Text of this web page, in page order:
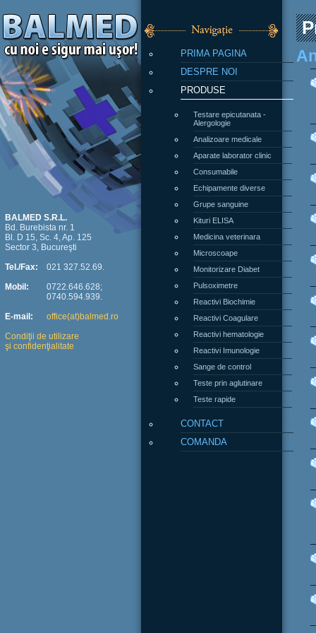
PRIMA PAGINA
DESPRE NOI
PRODUSE
Testare epicutanata -
Alergologie
Analizoare medicale
Aparate laborator clinic
Consumabile
Echipamente diverse
Grupe sanguine
Kituri ELISA
Medicina veterinara
Microscoape
Monitorizare Diabet
Pulsoximetre
Reactivi Biochimie
Reactivi Coagulare
Reactivi hematologie
Reactivi Imunologie
Sange de control
Teste prin aglutinare
Teste rapide
CONTACT
COMANDA
BALMED S.R.L.
Bd. Burebista nr. 1
Bl. D 15, Sc. 4, Ap. 125
Sector 3, Bucureşti
Tel./Fax:
Mobil:
E-mail:
021 327.52.69.
0722.646.628;
0740.594.939.
office(at)balmed.ro
Condiţii de utilizare
şi confidenţialitate